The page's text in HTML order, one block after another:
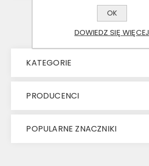
KATEGORIE
PRODUCENCI
POPULARNE ZNACZNIKI
OK
DOWIEDZ SIĘ WIĘCEJ